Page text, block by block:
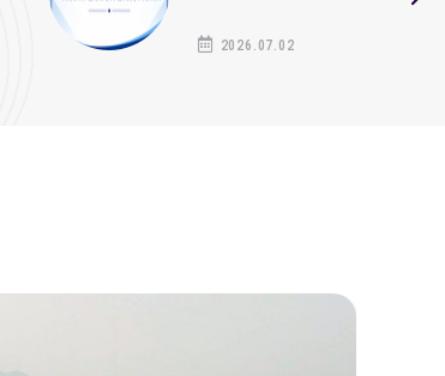
2026.06.25